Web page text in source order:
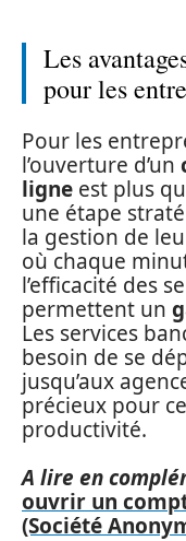
Les
pour les
Pour les
l’ouverture d’un
ligne est plus
une étape
la gestion de
où chaque
l’efficacité des
permettent un
Les services
besoin de se
jusqu’aux
précieux pour
productivité.
A lire en
ouvrir un
(Société